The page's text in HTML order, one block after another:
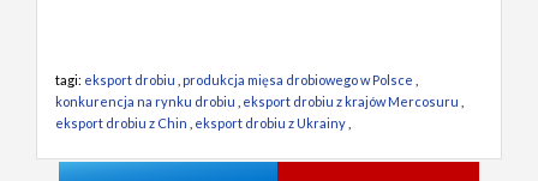
tagi: eksport drobiu produkcja mięsa drobiowego w Polsce
konkurencja na rynku drobiu
eksport drobiu z krajów Mercosuru
eksport drobiu z Chin
eksport drobiu z Ukrainy